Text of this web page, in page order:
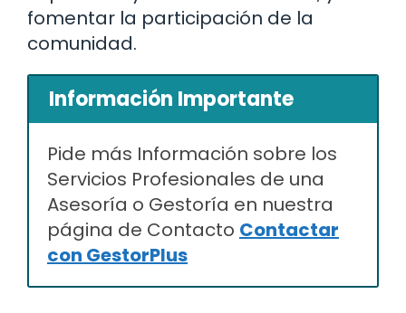
fomentar la participación de la
comunidad.
Información Importante
Pide más Información sobre los
Servicios Profesionales de una
Asesoría o Gestoría en nuestra
página de Contacto Contactar
con GestorPlus